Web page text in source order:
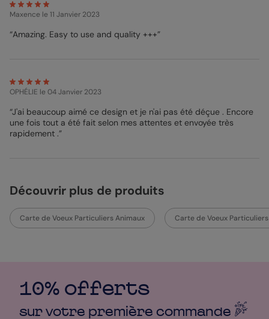
avons choisi d’ajouter un petit lapin, un écureuil, ou même un
renard, ainsi que de jolies illustrations de branche de houx. Le
ressortir à merveille le petit mot de bonne année situé en bas
Marion - Designer
Maxence le 11 Janvier 2023
“Amazing. Easy to use and quality +++”
OPHÉLIE le 04 Janvier 2023
“J'ai beaucoup aimé ce design et je n'ai pas été déçue . Encore
une fois tout a été fait selon mes attentes et envoyée très
rapidement .”
Découvrir plus de produits
Carte de Voeux Particuliers Animaux Carte de Voeux
10% offerts
sur votre première commande